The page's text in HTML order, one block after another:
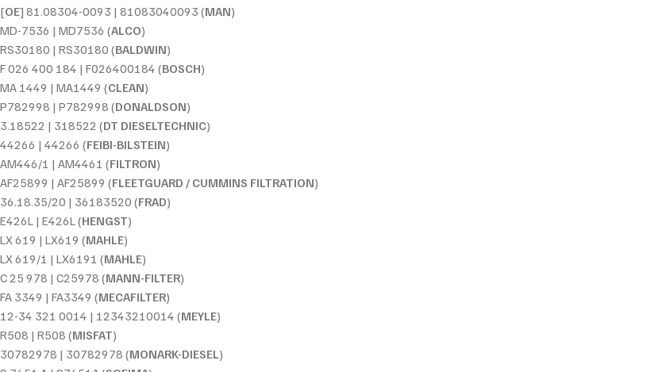
[OE] 81.08304-0093 | 81083040093 (MAN)
MD-7536 | MD7536 (ALCO)
RS30180 | RS30180 (BALDWIN)
F 026 400 184 | F026400184 (BOSCH)
MA 1449 | MA1449 (CLEAN)
P782998 | P782998 (DONALDSON)
3.18522 | 318522 (DT DIESELTECHNIC)
44266 | 44266 (FEIBI-BILSTEIN)
AM446/1 | AM4461 (FILTRON)
AF25899 | AF25899 (FLEETGUARD / CUMMINS FILTRATION)
36.18.35/20 | 36183520 (FRAD)
E426L | E426L (HENGST)
LX 619 | LX619 (MAHLE)
LX 619/1 | LX6191 (MAHLE)
C 25 978 | C25978 (MANN-FILTER)
FA 3349 | FA3349 (MECAFILTER)
12-34 321 0014 | 12343210014 (MEYLE)
R508 | R508 (MISFAT)
30782978 | 30782978 (MONARK-DIESEL )